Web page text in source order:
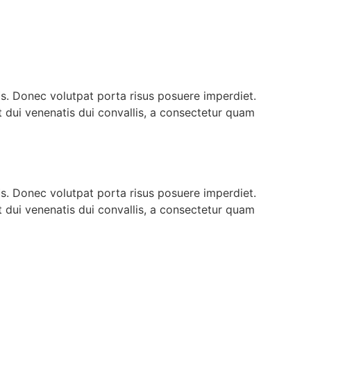
Donec volutpat porta risus posuere imperdiet.
venenatis dui convallis, a consectetur quam
Donec volutpat porta risus posuere imperdiet.
venenatis dui convallis, a consectetur quam